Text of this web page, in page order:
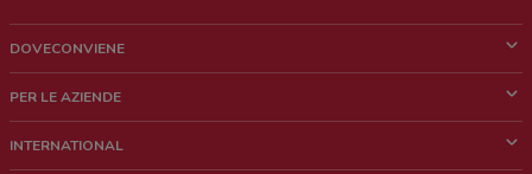
DOVECONVIENE
Chi siamo
PER LE AZIENDE
INTERNATIONAL